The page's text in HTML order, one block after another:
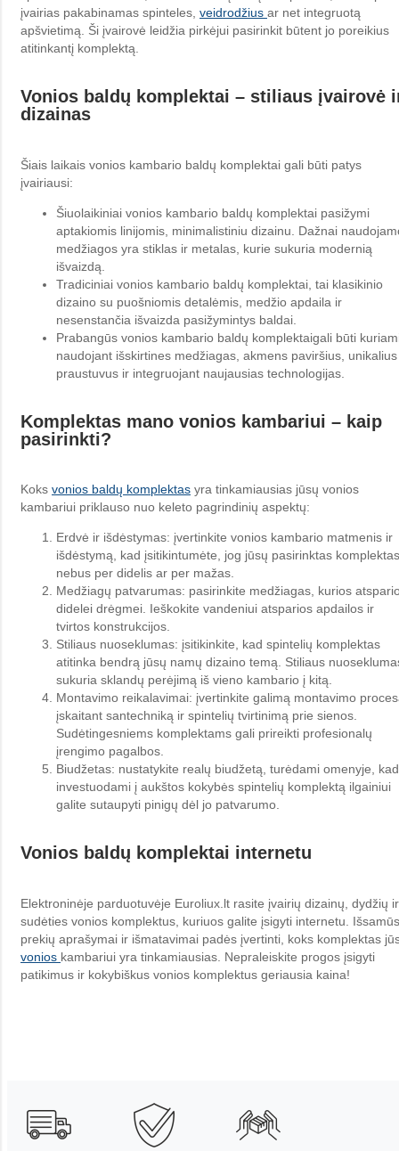
įvairias pakabinamas spinteles, veidrodžius ar net integruotą
apšvietimą. Ši įvairovė leidžia pirkėjui pasirinkit būtent jo poreikius
atitinkantį komplektą.
Vonios baldų komplektai – stiliaus įvairovė
dizainas
Šiais laikais vonios kambario baldų komplektai gali būti patys
įvairiausi:
Šiuolaikiniai vonios kambario baldų komplektai pasižymi
aptakiomis linijomis, minimalistiniu dizainu. Dažnai
medžiagos yra stiklas ir metalas, kurie sukuria modernią
išvaizdą.
Tradiciniai vonios kambario baldų komplektai, tai klasikinio
dizaino su puošniomis detalėmis, medžio apdaila ir
nesenstančia išvaizda pasižymintys baldai.
Prabangūs vonios kambario baldų komplektaigali būti
naudojant išskirtines medžiagas, akmens paviršius, unikalius
praustuvus ir integruojant naujausias technologijas.
Komplektas mano vonios kambariui – kaip
pasirinkti?
Koks vonios baldų komplektas yra tinkamiausias jūsų vonios
kambariui priklauso nuo keleto pagrindinių aspektų:
Erdvė ir išdėstymas: įvertinkite vonios kambario matmenis ir
išdėstymą, kad įsitikintumėte, jog jūsų pasirinktas komplektas
nebus per didelis ar per mažas.
Medžiagų patvarumas: pasirinkite medžiagas, kurios
didelei drėgmei. Ieškokite vandeniui atsparios apdailos ir
tvirtos konstrukcijos.
Stiliaus nuoseklumas: įsitikinkite, kad spintelių komplektas
atitinka bendrą jūsų namų dizaino temą. Stiliaus
sukuria sklandų perėjimą iš vieno kambario į kitą.
Montavimo reikalavimai: įvertinkite galimą montavimo
įskaitant santechniką ir spintelių tvirtinimą prie sienos.
Sudėtingesniems komplektams gali prireikti profesionalų
įrengimo pagalbos.
Biudžetas: nustatykite realų biudžetą, turėdami omenyje, kad
investuodami į aukštos kokybės spintelių komplektą ilgainiui
galite sutaupyti pinigų dėl jo patvarumo.
Vonios baldų komplektai internetu
Elektroninėje parduotuvėje Euroliux.lt rasite įvairių dizainų, dydžių ir
sudėties vonios komplektus, kuriuos galite įsigyti internetu. Išsamūs
prekių aprašymai ir išmatavimai padės įvertinti, koks komplektas
vonios kambariui yra tinkamiausias. Nepraleiskite progos įsigyti
patikimus ir kokybiškus vonios komplektus geriausia kaina!